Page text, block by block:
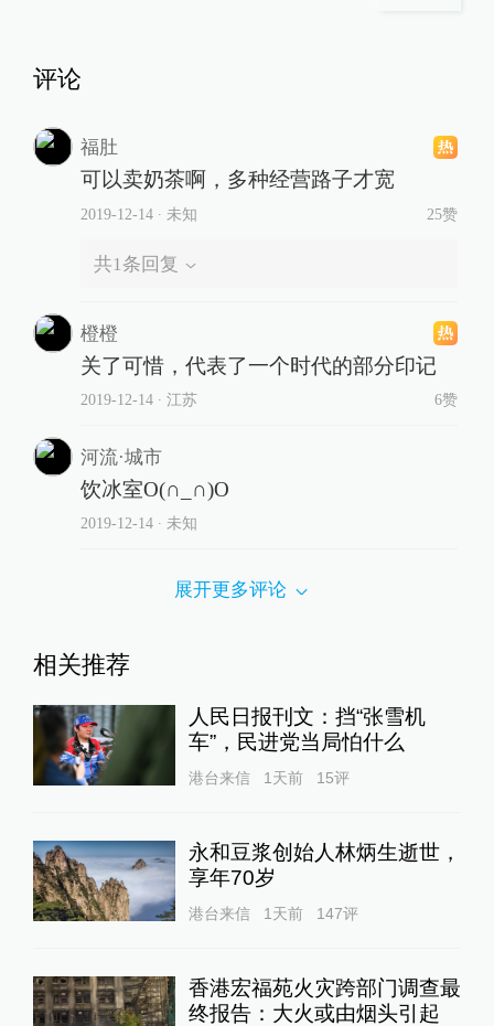
评论
福肚
可以卖奶茶啊，多种经营路子才宽
2019-12-14∙ 未知 25赞
共1 条回复
橙橙
关了可惜，代表了一个时代的部分印记
2019-12-14∙ 江苏 6赞
河流·城市
饮冰室O(∩_∩)O
2019-12-14∙ 未知
展开更多评论
相关推荐
人民日报刊文：挡“张雪机
车”，民进党当局怕什么
港台来信 1天前 15评
永和豆浆创始人林炳生逝世，
享年70岁
港台来信 1天前 147评
香港宏福苑火灾跨部门调查最
终报告：大火或由烟头引起